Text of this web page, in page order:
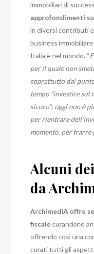
immobiliari di
approfondimenti
in diversi contributi
business
Italia e nel mondo. “
per il quale non
soprattutto dal
tempo “investire sul
sicuro”; oggi non è
per rientrare
momento, per
Alcuni
da
ArchimediA offre
fiscalecurandone
offrendo così una
curati tutti gli